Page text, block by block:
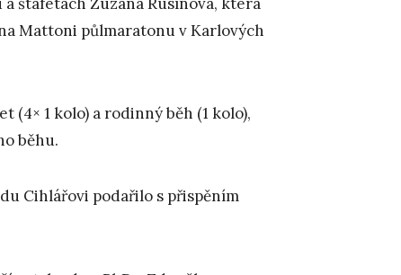
Mattoni půlmaratonu v Karlových
1 kolo) a rodinný běh (1 kolo),
běhu.
Cihlářovi podařilo s přispěním